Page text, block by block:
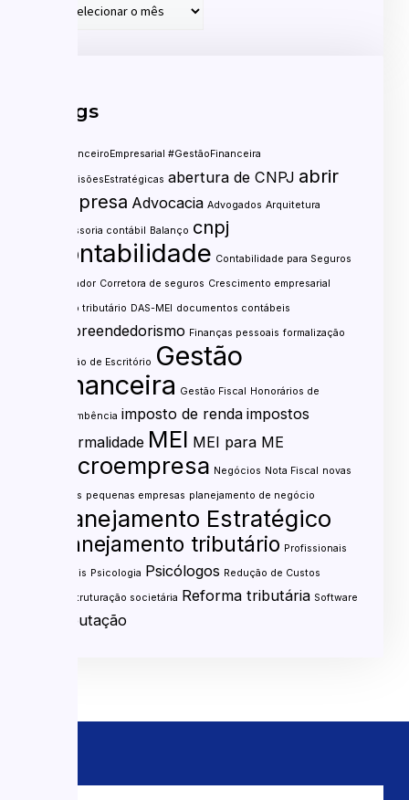
Tags
#FinanceiroEmpresarial #GestãoFinanceira
#DecisõesEstratégicas abertura de CNPJ abrir
empresa Advocacia Advogados Arquitetura
assessoria contábil Balanço cnpj
contabilidade Contabilidade para Seguros
contador Corretora de seguros Crescimento empresarial
custo tributário DAS-MEI documentos contábeis
empreendedorismo Finanças pessoais formalização
Gestão de Escritório Gestão
financeira Gestão Fiscal Honorários de
sucumbência imposto de renda impostos
informalidade MEI MEI para ME
microempresa Negócios Nota Fiscal novas
regras pequenas empresas planejamento de negócio
Planejamento Estratégico
Planejamento tributário Profissionais
liberais Psicologia Psicólogos Redução de Custos
Reestruturação societária Reforma tributária Software
Tributação